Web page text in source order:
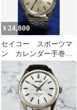
¥24,800
セイコー スポーツマ
ン カレンダー手巻
稼働品【オーバーホー
ル済み】